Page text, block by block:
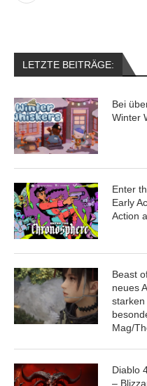
LETZTE BEITRÄGE:
Bei
Winter
Enter
Early
Action
Beast
neues
starken
Mag/
Diablo
–